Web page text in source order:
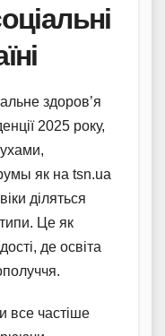
здоров’я
2025 року,
як на tsn.ua
діляться
Це як
де освіта
все частіше